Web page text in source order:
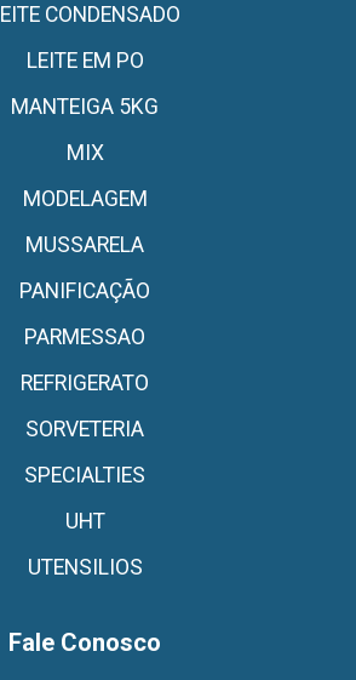
CONDENSADO
LEITE EM PO
MANTEIGA 5KG
MIX
MODELAGEM
MUSSARELA
PANIFICAÇÃO
PARMESSAO
REFRIGERATO
SORVETERIA
SPECIALTIES
UHT
UTENSILIOS
Fale Conosco